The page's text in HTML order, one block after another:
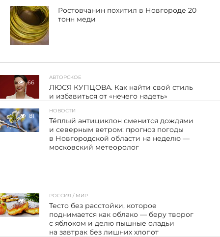
Ростовчанин похитил в Новгороде 20
тонн меди
66
АВТОРСКОЕ
ЛЮСЯ КУПЦОВА. Как найти свой стиль
и избавиться от «нечего надеть»
81
НОВОСТИ
Тёплый антициклон сменится дождями
и северным ветром: прогноз погоды
в Новгородской области на неделю —
московский метеоролог
85
РОССИЯ / МИР
Тесто без расстойки, которое
поднимается как облако — беру творог
с яблоком и делю пышные оладьи
на завтрак без лишних хлопот